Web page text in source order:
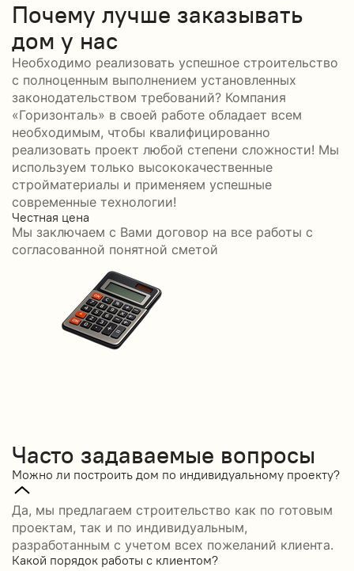
Почему лучше заказывать
дом у нас
Необходимо реализовать успешное строительство
с полноценным выполнением установленных
законодательством требований? Компания
«Горизонталь» в своей работе обладает всем
необходимым, чтобы квалифицированно
реализовать проект любой степени сложности! Мы
используем только высококачественные
стройматериалы и применяем успешные
современные технологии!
Честная цена
Мы заключаем с Вами договор на все работы с
согласованной понятной сметой
Часто задаваемые вопросы
Можно ли построить дом по индивидуальному проекту?
Да, мы предлагаем строительство как по готовым
проектам, так и по индивидуальным,
разработанным с учетом всех пожеланий клиента.
Какой порядок работы с клиентом?